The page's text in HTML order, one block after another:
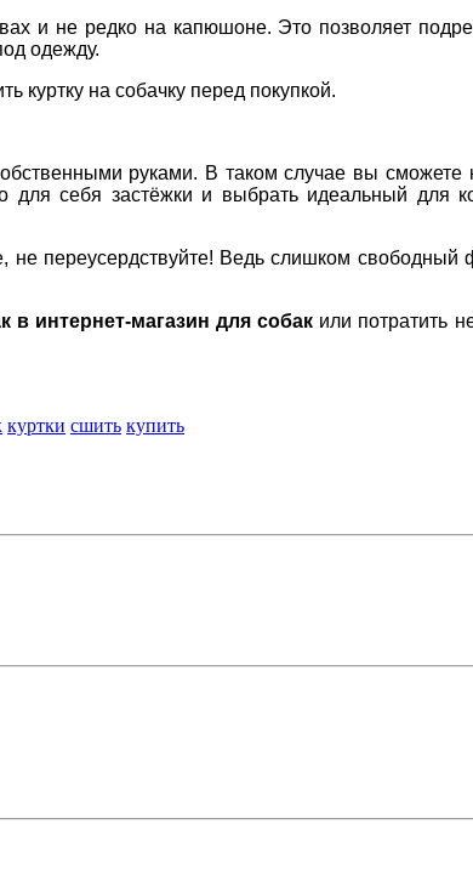
и не редко на капюшоне. Это позволяет
одежду.
куртку на собачку перед покупкой.
руками. В таком случае вы сможете
для себя застёжки и выбрать идеальный для
не переусердствуйте! Ведь слишком свободный
в интернет-магазин для собак или потратить
куртки сшить купить